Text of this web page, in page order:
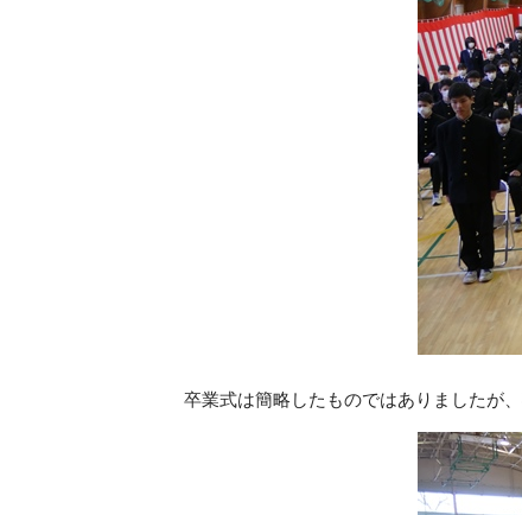
卒業式は簡略したものではありましたが